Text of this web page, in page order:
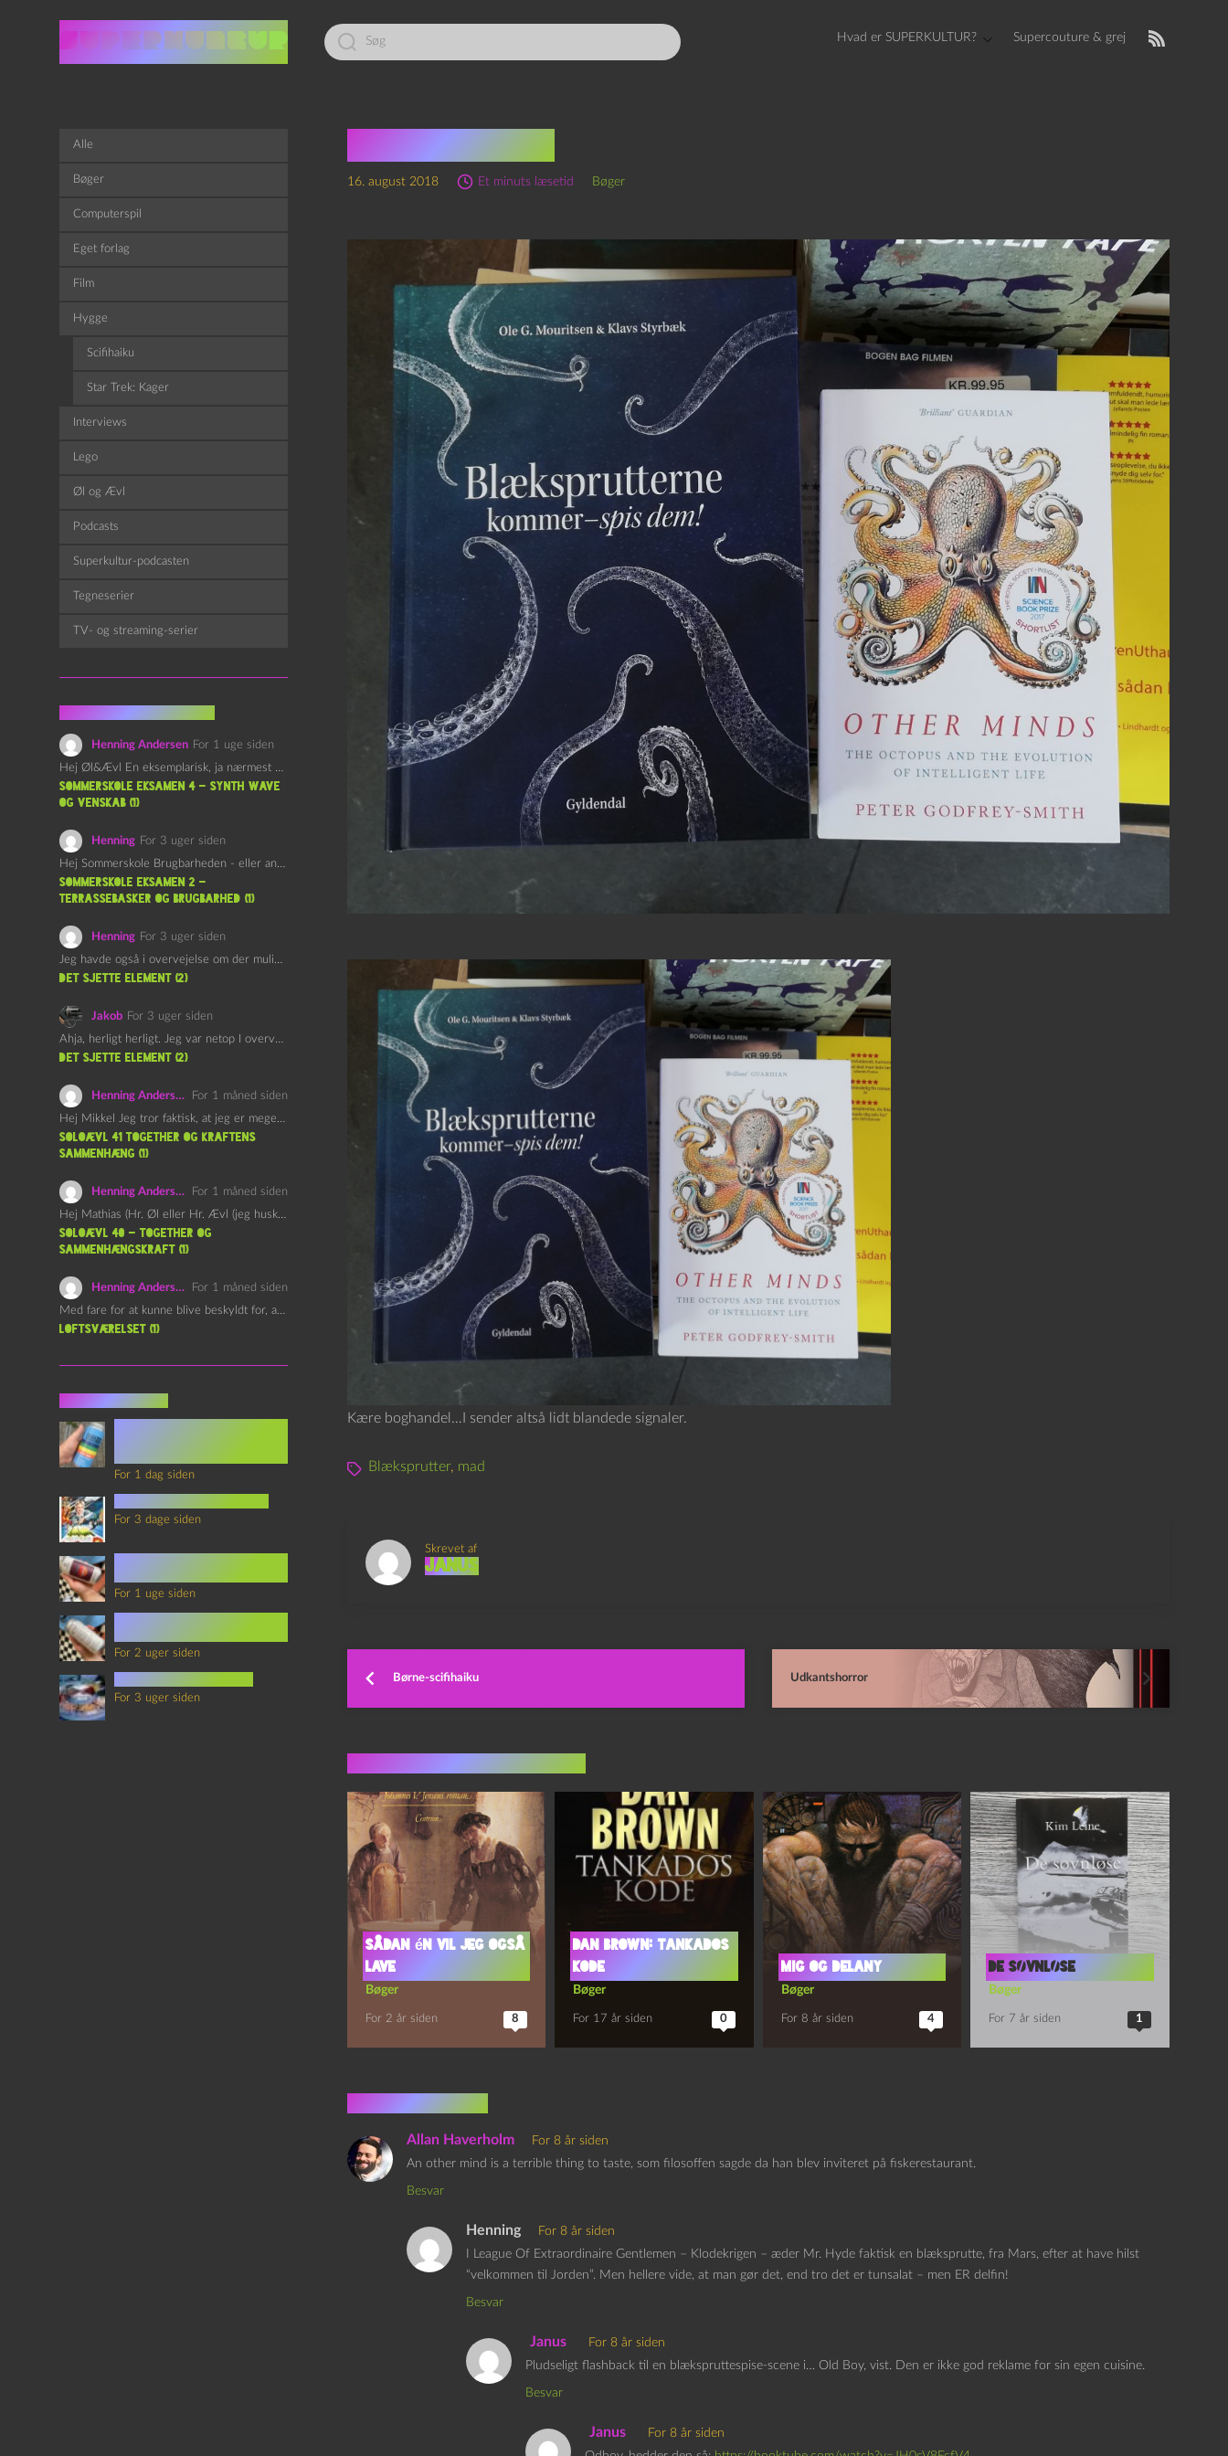
Led
efter:
Hvad er SUPERKULTUR? Supercouture & grej
Blæksprutter
16. august 2018 Et minuts læsetid Bøger
Kære boghandel…I sender altså lidt blandede signaler.
Blæksprutter, mad
Skrevet af
Janus
Børne-scifihaiku Udkantshorror
Sådan én vil jeg også
lave
Bøger
For 2 år siden 8
Dan Brown: Tankados
Kode
Bøger
For 17 år siden 0
MIG OG DELANY
Bøger
For 8 år siden 4
De søvnløse
Bøger
For 7 år siden 1
6 kommentarer
Allan Haverholm
For 8 år siden
An other mind is a terrible thing to taste, som filosoffen sagde da han blev inviteret på fiskerestaurant.
Besvar
Henning
For 8 år siden
I League Of Extraordinaire Gentlemen – Klodekrigen – æder Mr. Hyde faktisk en blæksprutte, fra Mars, efter at have hilst
“velkommen til Jorden”. Men hellere vide, at man gør det, end tro det er tunsalat – men ER delfin!
Besvar
Janus
For 8 år siden
Pludseligt flashback til en blækspruttespise-scene i… Old Boy, vist. Den er ikke god reklame for sin egen cuisine.
Besvar
Janus
For 8 år siden
Alle
Bøger
Computerspil
Eget forlag
Film
Hygge
Scifihaiku
Star Trek: Kager
Interviews
Lego
Øl og Ævl
Podcasts
Superkultur-podcasten
Tegneserier
TV- og streaming-serier
Henning Andersen For 1 uge siden
Hej Øl&Ævl En eksemplarisk, ja nærmest yndefuld, afslutning på SOMMERSKOLEN.…
Sommerskole Eksamen 4 – Synth Wave
og Venskab (1)
Henning For 3 uger siden
Hej Sommerskole Brugbarheden - eller anvendeligheden - af "Øl&Ævl" er…
Sommerskole Eksamen 2 –
Terrassebasker og Brugbarhed (1)
Henning For 3 uger siden
Jeg havde også i overvejelse om der muligvis kunne være…
det sjette element (2)
Jakob For 3 uger siden
Ahja, herligt herligt. Jeg var netop I overvejelser om at…
det sjette element (2)
Henning Andersen
For 1 måned siden
Hej Mikkel Jeg tror faktisk, at jeg er meget enig…
Soloævl 41 Together og Kraftens
Sammenhæng (1)
Henning Andersen
For 1 måned siden
Hej Mathias (Hr. Øl eller Hr. Ævl (jeg husker ikke…
Soloævl 40 – Together og
sammenhængskraft (1)
Henning Andersen
For 1 måned siden
Med fare for at kunne blive beskyldt for, at være…
Loftsværelset (1)
For 1 dag siden
For 3 dage siden
For 1 uge siden
For 2 uger siden
For 3 uger siden